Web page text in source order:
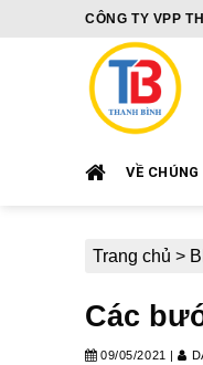
CÔNG TY VPP
VỀ CHÚNG
Trang chủ >
Các
09/05/2021 |